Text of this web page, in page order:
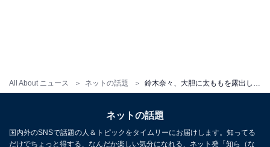
All About ニュース ネットの話題
ネットの話題
国内外のSNSで話題の人＆トピックをタイムリーにお届けします。知ってる
だけでちょっと得する、なんだか楽しい気分になれる、ネット発「知ら（な